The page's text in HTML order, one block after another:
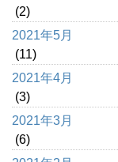
(2)
2021年5月
(11)
2021年4月
(3)
2021年3月
(6)